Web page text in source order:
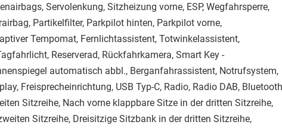
Servolenkung, Sitzheizung vorne, ESP, Wegfahrsperre,
Partikelfilter, Parkpilot hinten, Parkpilot vorne,
Tempomat, Fernlichtassistent, Totwinkelassistent,
Reserverad, Rückfahrkamera, Smart Key -
automatisch abbl., Berganfahrassistent, Notrufsystem,
Freisprecheinrichtung, USB Typ-C, Radio, Radio DAB,
Sitzreihe, Nach vorne klappbare Sitze in der dritten Sitzreihe,
Sitzreihe, Dreisitzige Sitzbank in der dritten Sitzreihe,